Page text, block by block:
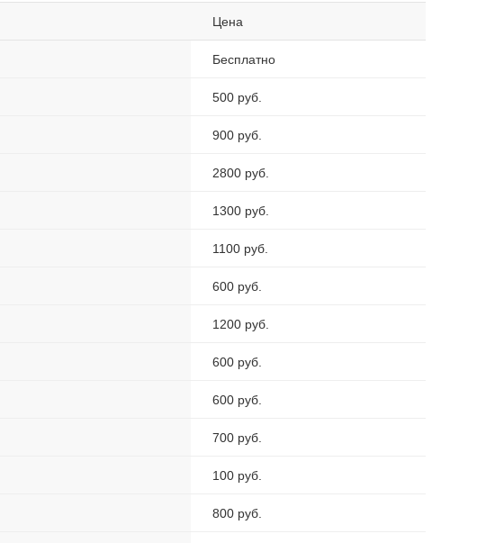
Цена
Бесплатно
500 руб.
900 руб.
2800 руб.
1300 руб.
1100 руб.
600 руб.
1200 руб.
600 руб.
600 руб.
700 руб.
100 руб.
800 руб.